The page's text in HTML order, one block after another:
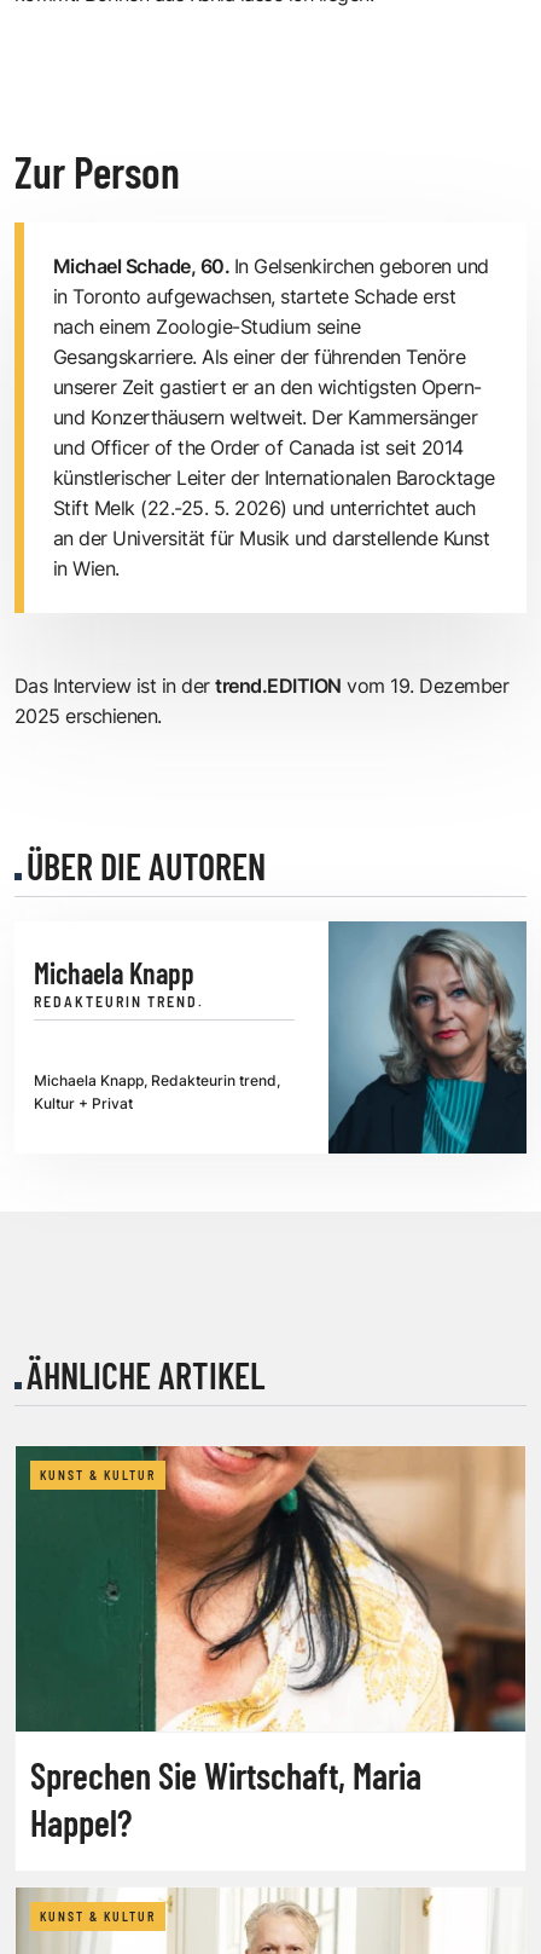
Zur Person
Michael Schade, 60. In Gelsenkirchen geboren und
in Toronto aufgewachsen, startete Schade erst
nach einem Zoologie-Studium seine
Gesangskarriere. Als einer der führenden Tenöre
unserer Zeit gastiert er an den wichtigsten Opern-
und Konzerthäusern weltweit. Der Kammersänger
und Officer of the Order of Canada ist seit 2014
künstlerischer Leiter der Internationalen Barocktage
Stift Melk (22.-25. 5. 2026) und unterrichtet auch
an der Universität für Musik und darstellende Kunst
in Wien.
Das Interview ist in dertrend.EDITION vom 19. Dezember
2025 erschienen.
ÜBER DIE AUTOREN
Michaela Knapp
REDAKTEURIN TREND.
Michaela Knapp, Redakteurin trend,
Kultur + Privat
ÄHNLICHE ARTIKEL
KUNST & KULTUR
Sprechen Sie Wirtschaft, Maria
Happel?
KUNST & KULTUR